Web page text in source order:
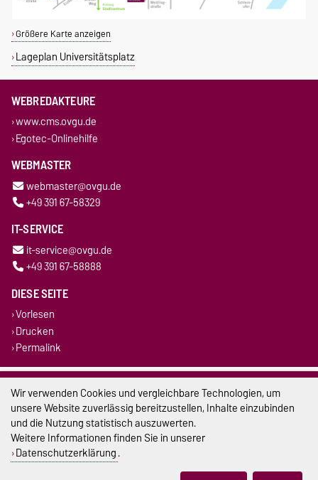
Größere Karte anzeigen
Lageplan Universitätsplatz
WEBREDAKTEURE
www.cms.ovgu.de
Egotec-Onlinehilfe
WEBMASTER
webmaster@ovgu.de
+49 391 67-58329
IT-SERVICE
it-service@ovgu.de
+49 391 67-58888
DIESE SEITE
Vorlesen
Drucken
Permalink
Impressum
Datenschutz
Barrierefreiheit
Cookie-Einstellungen
Wir verwenden Cookies und vergleichbare Technologien, um
unsere Website zuverlässig bereitzustellen, Inhalte einzubinden
und die Nutzung statistisch auszuwerten.
Weitere Informationen finden Sie in unserer
Datenschutzerklärung.